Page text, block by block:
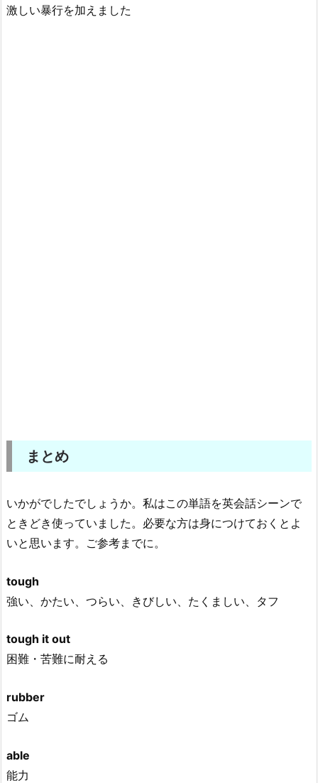
激しい暴行を加えました
まとめ
いかがでしたでしょうか。私はこの単語を英会話シーンで
ときどき使っていました。必要な方は身につけておくとよ
いと思います。ご参考までに。
tough
強い、かたい、つらい、きびしい、たくましい、タフ
tough it out
困難・苦難に耐える
rubber
ゴム
able
能力